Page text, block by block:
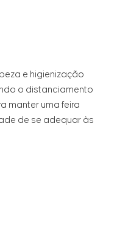
e higienização
o distanciamento
manter uma feira
de se adequar às